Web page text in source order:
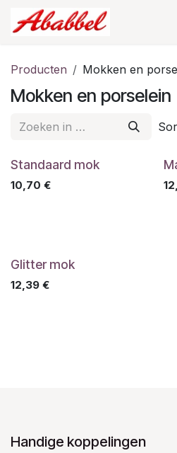
Overslaan naar inhoud
Producten Mokken en
Mokken en porselein
Standaard mok
10,70 €
Glitter mok
12,39 €
Handige koppelingen